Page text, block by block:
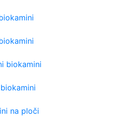
biokamini
na ploči